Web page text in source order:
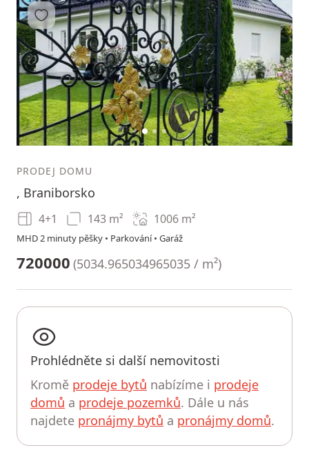
UPRAVIT HLEDÁNÍ
12 3
Přidat do oblíbených
PRODEJ DOMU
, Braniborsko
4+1 143 m² 1006 m²
MHD 2 minuty pěšky • Parkování • Garáž
720000 (5034.965034965035 / m²)
Prohlédněte si další nemovitosti
Kromě prodeje bytů nabízíme i prodeje
domů a prodeje pozemků. Dále u nás
najdete pronájmy bytů a pronájmy domů.